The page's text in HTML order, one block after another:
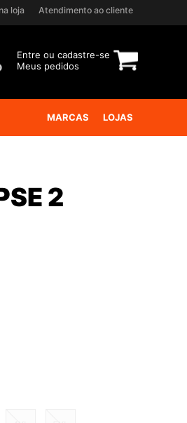
loja Atendimento ao cliente
Entre ou cadastre-se
Meus pedidos
LOJAS
MARCAS
2